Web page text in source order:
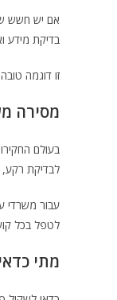
אם יש חשש
בדיקת מידע
זו דוגמה
מסירה
בעולם
לבדיקת רקע,
עבור משרדי
לטפל בכל
מתי